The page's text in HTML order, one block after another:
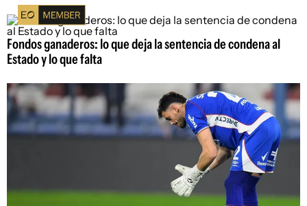
Fondos ganaderos: lo que deja la sentencia de condena al
Estado y lo que falta